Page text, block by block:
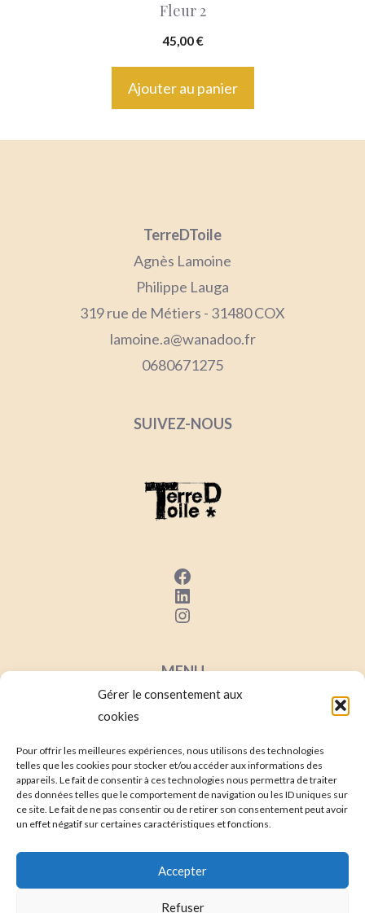
Gérer le consentement aux
cookies
Pour offrir les meilleures expériences, nous utilisons des technologies
telles que les cookies pour stocker et/ou accéder aux informations des
appareils. Le fait de consentir à ces technologies nous permettra de traiter
des données telles que le comportement de navigation ou les ID uniques sur
ce site. Le fait de ne pas consentir ou de retirer son consentement peut avoir
un effet négatif sur certaines caractéristiques et fonctions.
Accepter
Refuser
Fleur 2
45,00€
Ajouter au panier
TerreDToile
Agnès Lamoine
Philippe Lauga
319 rue de Métiers - 31480 COX
lamoine.a@wanadoo.fr
0680671275
SUIVEZ-NOUS
Facebook
LinkedIn
Instagram
MENU
Mentions Légales
Conditions Générales de Ventes
Contact
Mon compte